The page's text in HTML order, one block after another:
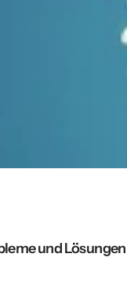
und Lösungen